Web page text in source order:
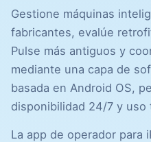
Gestione máquinas
fabricantes, evalúe
Pulse más antiguos y
mediante una capa de
basada en Android OS,
disponibilidad 24/7 y uso
La app de operador para